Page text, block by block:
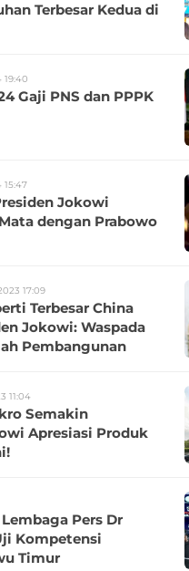
Terbesar Kedua di
Gaji PNS dan PPPK
Jokowi
dengan Prabowo
17:09
Terbesar China
Jokowi: Waspada
Pembangunan
11:04
Semakin
Apresiasi Produk
Pers Dr
Kompetensi
Timur